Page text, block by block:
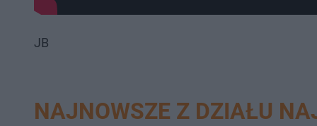
JB
NAJNOWSZE Z DZIAŁU